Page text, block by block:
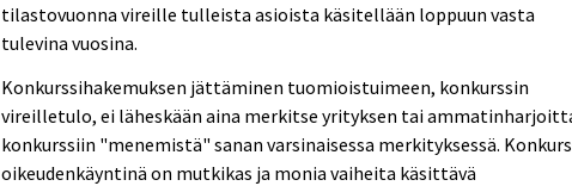
tilastovuonna vireille tulleista asioista käsitellään loppuun vasta
tulevina vuosina.
Konkurssihakemuksen jättäminen tuomioistuimeen, konkurssin
vireilletulo, ei läheskään aina merkitse yrityksen tai
konkurssiin "menemistä" sanan varsinaisessa merkityksessä.
oikeudenkäyntinä on mutkikas ja monia vaiheita käsittävä